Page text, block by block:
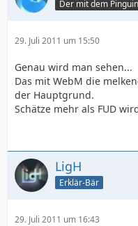
29. Juli 2011 um 15:50
Genau wird man sehen...
Das mit WebM die
der Hauptgrund.
Schätze mehr als FUD
LigH
Erklär-Bär
29. Juli 2011 um 16:43